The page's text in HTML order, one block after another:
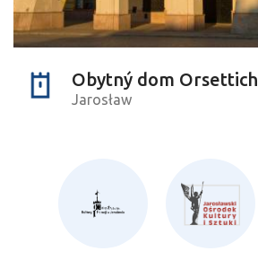
Obytný dom Orsettich
Jarosław